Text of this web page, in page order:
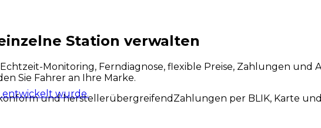
entwickelt wurde.
Station verwalten
Monitoring, Ferndiagnose, flexible Preise, Zahlungen und
Sie Fahrer an Ihre Marke.
und herstellerübergreifend Zahlungen per BLIK, Karte